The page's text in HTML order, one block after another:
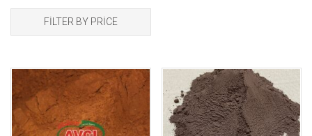
FILTER BY PRICE
İstek Listeme Ekle İstek Listeme Ekle